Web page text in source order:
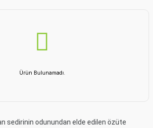
Ürün Bulunamadı.
sedirinin odunundan elde edilen özüte